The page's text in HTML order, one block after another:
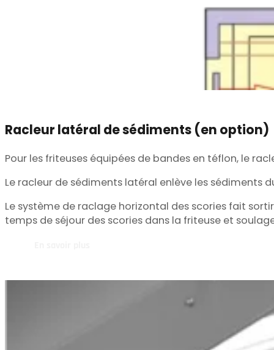
Racleur latéral de sédiments (en option)
Pour les friteuses équipées de bandes en téflon, le
Le racleur de sédiments latéral enlève les
Le système de raclage horizontal des scories fait
temps de séjour des scories dans la friteuse et